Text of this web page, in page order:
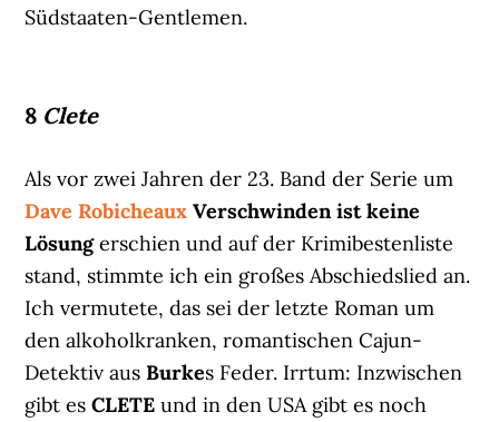
Südstaaten-Gentlemen.
8 Clete
Als vor zwei Jahren der 23. Band der Serie um
Dave Robicheaux Verschwinden ist keine
Lösungerschien und auf der Krimibestenliste
stand, stimmte ich ein großes Abschiedslied an.
Ich vermutete, das sei der letzte Roman um
den alkoholkranken, romantischen Cajun-
Detektiv ausBurkes Feder. Irrtum: Inzwischen
gibt esCLETE und in den USA gibt es noch